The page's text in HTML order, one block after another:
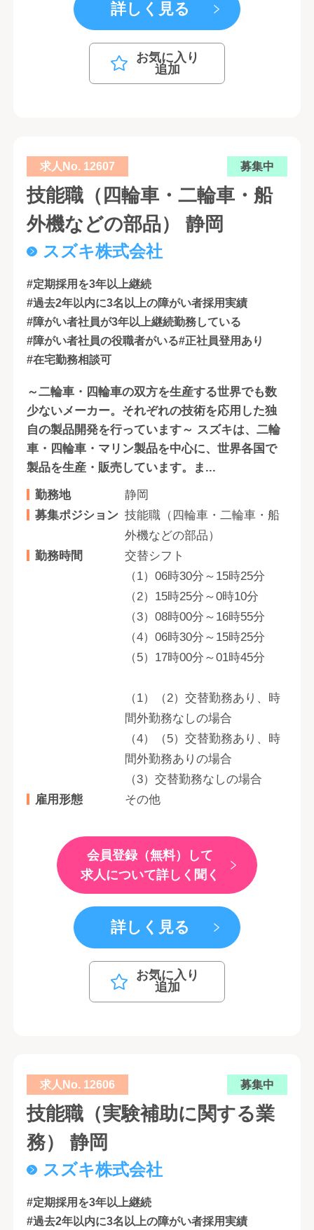
詳しく見る
お気に入り
追加
求人No. 12607 募集中
技能職（四輪車・二輪車・船
外機などの部品） 静岡
スズキ株式会社
#定期採用を3年以上継続
#過去2年以内に3名以上の障がい者採用実績
#障がい者社員が3年以上継続勤務している
#障がい者社員の役職者がいる#正社員登用あり
#在宅勤務相談可
～二輪車・四輪車の双方を生産する世界でも数
少ないメーカー。それぞれの技術を応用した独
自の製品開発を行っています～ スズキは、二輪
車・四輪車・マリン製品を中心に、世界各国で
製品を生産・販売しています。ま...
勤務地
静岡
募集ポジション 技能職（四輪車・二輪車・船
外機などの部品）
勤務時間
交替シフト
（1）06時30分～15時25分
（2）15時25分～0時10分
（3）08時00分～16時55分
（4）06時30分～15時25分
（5）17時00分～01時45分
（1）（2）交替勤務あり、時
間外勤務なしの場合
（4）（5）交替勤務あり、時
間外勤務ありの場合
（3）交替勤務なしの場合
雇用形態
その他
会員登録（無料）して
求人について詳しく聞く
詳しく見る
お気に入り
追加
求人No. 12606 募集中
技能職（実験補助に関する業
務） 静岡
スズキ株式会社
#定期採用を3年以上継続
#過去2年以内に3名以上の障がい者採用実績